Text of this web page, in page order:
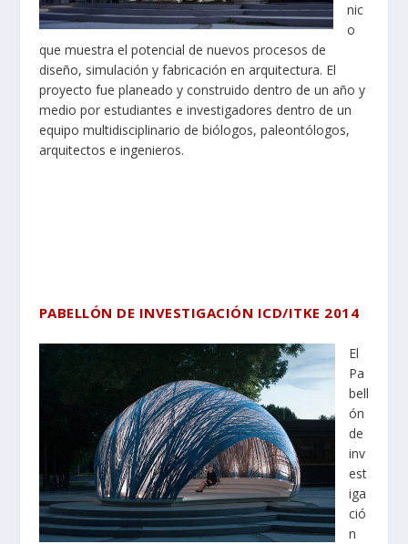
nic
o
que muestra el potencial de nuevos procesos de
diseño, simulación y fabricación en arquitectura. El
proyecto fue planeado y construido dentro de un año y
medio por estudiantes e investigadores dentro de un
equipo multidisciplinario de biólogos, paleontólogos,
arquitectos e ingenieros.
PABELLÓN DE INVESTIGACIÓN ICD/ITKE 2014
El
Pa
bell
ón
de
inv
est
iga
ció
n